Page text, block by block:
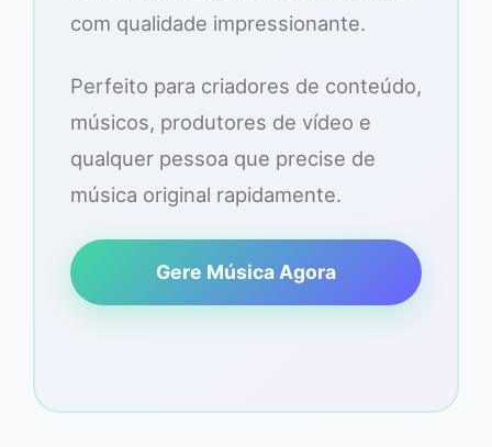
com qualidade impressionante.
Perfeito para criadores de conteúdo,
músicos, produtores de vídeo e
qualquer pessoa que precise de
música original rapidamente.
Gere Música Agora